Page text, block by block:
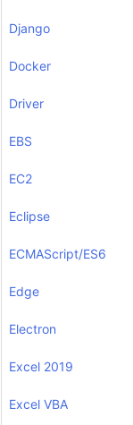
Django
Docker
Driver
EBS
EC2
Eclipse
ECMAScript/ES6
Edge
Electron
Excel 2019
Excel VBA